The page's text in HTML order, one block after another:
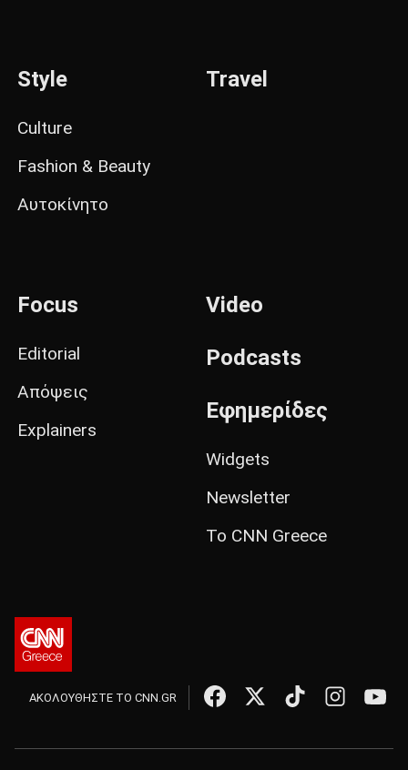
Style
Culture
Fashion & Beauty
Αυτοκίνητο
Travel
Focus
Editorial
Απόψεις
Explainers
Video
Podcasts
Εφημερίδες
Widgets
Newsletter
Το CNN Greece
ΑΚΟΛΟΥΘΗΣΤΕ ΤΟ CNN.GR